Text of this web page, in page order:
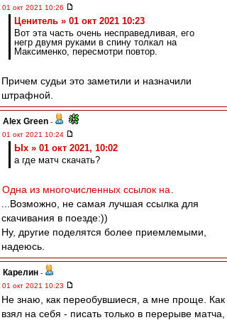
01 окт 2021 10:26
Ценитель » 01 окт 2021 10:23
Вот эта часть очень несправедливая, его
негр двумя руками в спину толкал на
Максименко, пересмотри повтор.
Причем судьи это заметили и назначили
штрафной.
Alex Green -
01 окт 2021 10:24
Ых » 01 окт 2021, 10:02
а где матч скачать?
Одна из многочисленных ссылок на
...Возможно, не самая лучшая ссылка для
скачивания в поезде:))
Ну, другие поделятся более приемлемыми,
надеюсь.
Карелин -
01 окт 2021 10:23
Не знаю, как переобувшиеся, а мне проще. Как
взял на себя - писать только в перерыве матча,